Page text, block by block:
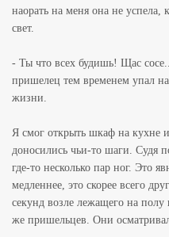
наорать на меня она не успела,
свет.
- Ты что всех будишь! Щас
пришелец тем временем упал
жизни.
Я смог открыть шкаф на кухне
доносились чьи-то шаги. Судя
где-то несколько пар ног. Это
медленнее, это скорее всего
секунд возле лежащего на
же пришельцев. Они